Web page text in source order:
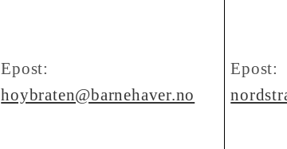
Epost:
hoybraten@barnehaver.no